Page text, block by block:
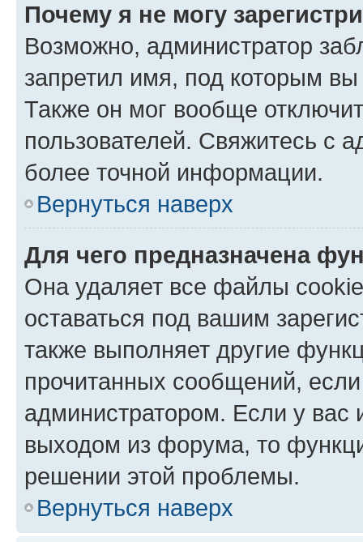
Почему я не могу
Возможно, администратор
запретил имя, под которым вы
Также он мог вообще
пользователей. Свяжитесь с
более точной информации.
Вернуться наверх
Для чего предназначена
Она удаляет все файлы
оставаться под вашим
также выполняет другие
прочитанных сообщений,
администратором. Если у
выходом из форума, то
решении этой проблемы.
Вернуться наверх